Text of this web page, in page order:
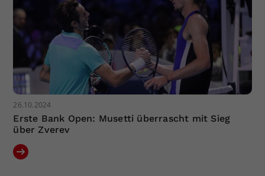
26.10.2024
Erste Bank Open: Musetti überrascht mit Sieg
über Zverev